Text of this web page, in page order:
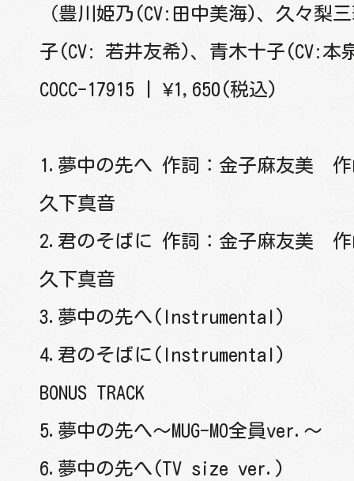
（豊川姫乃(CV:田中美海)、久々梨
子(CV: 若井友希)、青木十子(CV:本
COCC-17915 | ¥1,650(税込)
1.夢中の先へ 作詞：金子麻友美
久下真音
2.君のそばに 作詞：金子麻友美
久下真音
3.夢中の先へ(Instrumental)
4.君のそばに(Instrumental)
BONUS TRACK
5.夢中の先へ〜MUG-MO全員ver.〜
6.夢中の先へ(TV size ver.)